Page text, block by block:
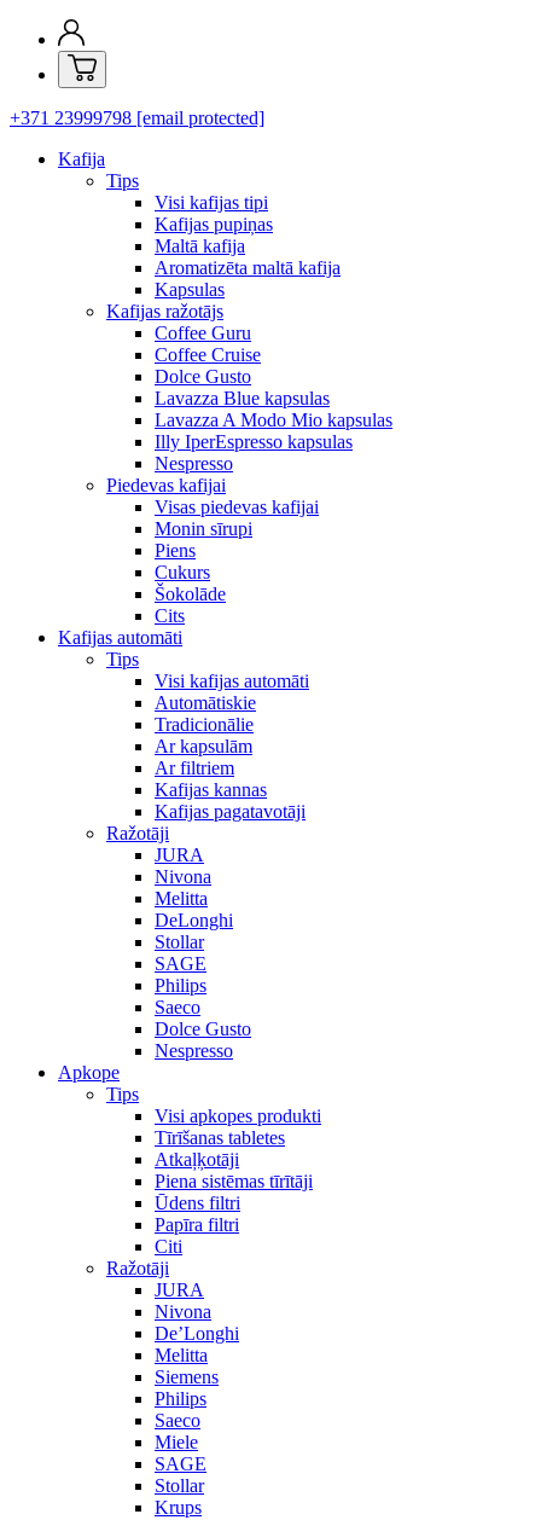
+371 23999798 [email protected]
Kafija
Tips
Visi kafijas tipi
Kafijas pupiņas
Maltā kafija
Aromatizēta maltā kafija
Kapsulas
Kafijas ražotājs
Coffee Guru
Coffee Cruise
Dolce Gusto
Lavazza Blue kapsulas
Lavazza A Modo Mio kapsulas
Illy IperEspresso kapsulas
Nespresso
Piedevas kafijai
Visas piedevas kafijai
Monin sīrupi
Piens
Cukurs
Šokolāde
Cits
Kafijas automāti
Tips
Visi kafijas automāti
Automātiskie
Tradicionālie
Ar kapsulām
Ar filtriem
Kafijas kannas
Kafijas pagatavotāji
Ražotāji
JURA
Nivona
Melitta
DeLonghi
Stollar
SAGE
Philips
Saeco
Dolce Gusto
Nespresso
Apkope
Tips
Visi apkopes produkti
Tīrīšanas tabletes
Atkaļķotāji
Piena sistēmas tīrītāji
Ūdens filtri
Papīra filtri
Citi
Ražotāji
JURA
Nivona
De’Longhi
Melitta
Siemens
Philips
Saeco
Miele
SAGE
Stollar
Krups